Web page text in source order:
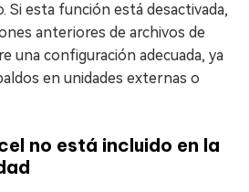
Si esta función está desactivada,
anteriores de archivos de
una configuración adecuada, ya
en unidades externas o
no está incluido en la